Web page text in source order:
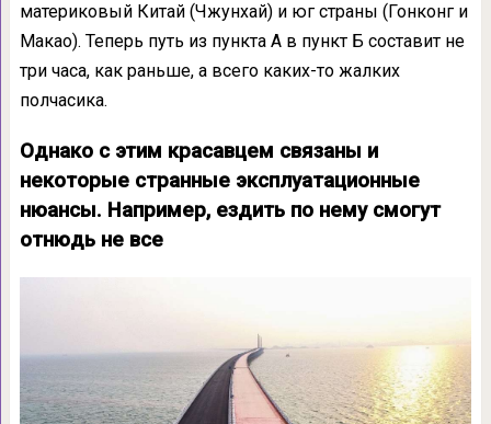
материковый Китай (Чжунхай) и юг страны (Гонконг и
Макао). Теперь путь из пункта А в пункт Б составит не
три часа, как раньше, а всего каких-то жалких
полчасика.
Однако с этим красавцем связаны и
некоторые странные эксплуатационные
нюансы. Например, ездить по нему смогут
отнюдь не все